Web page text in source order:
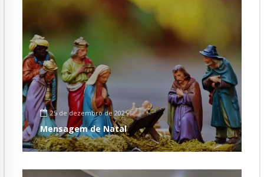
25 de dezembro de 2025
Mensagem de Natal